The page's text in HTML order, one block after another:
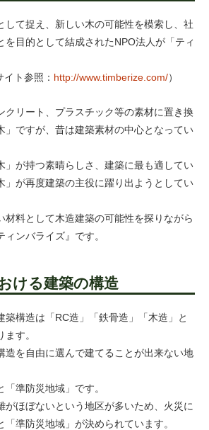
して捉え、新しい木の可能性を模索し、社
を目的として結成されたNPO法人が「ティ
ト参照： http://www.timberize.com/）
クリート、プラスチック等の素材に置き換
」ですが、昔は建築素材の中心となってい
」が持つ素晴らしさ、建築に最も適してい
」が再度建築の主役に躍り出ようとしてい
材料として木造建築の可能性を探りながら
ンバライズ』です。
ける建築の構造
築構造は「RC造」「鉄骨造」「木造」と
す。
造を自由に選んで建てることが出来ない地
準防災地域」です。
がほぼないという地区が多いため、火災に
準防災地域」が決められています。